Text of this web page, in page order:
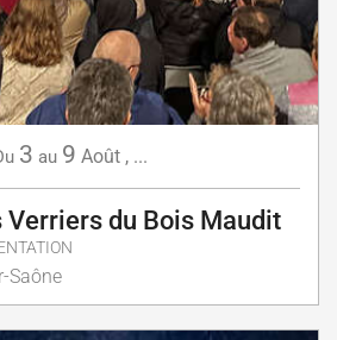
3 au 9 Août , ...
Verriers du Bois Maudit
Saône